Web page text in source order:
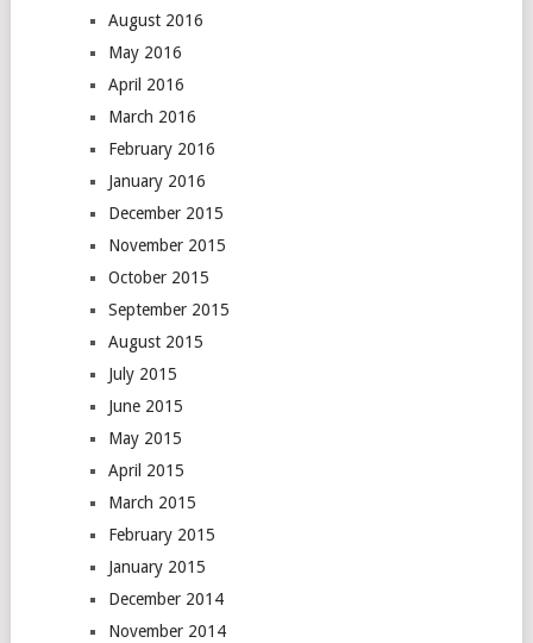
August 2016
May 2016
April 2016
March 2016
February 2016
January 2016
December 2015
November 2015
October 2015
September 2015
August 2015
July 2015
June 2015
May 2015
April 2015
March 2015
February 2015
January 2015
December 2014
November 2014